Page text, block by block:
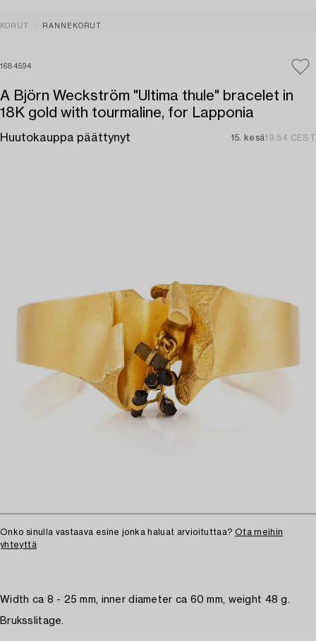
KORUT RANNEKORUT
1684594
A Björn Weckström "Ultima thule" bracelet in
18K gold with tourmaline, for Lapponia
Huutokauppa päättynyt 15. kesä19:54 CEST
Onko sinulla vastaava esine jonka haluat arvioituttaa? Ota meihin
yhteyttä
Width ca 8 - 25 mm, inner diameter ca 60 mm, weight 48 g.
Bruksslitage.